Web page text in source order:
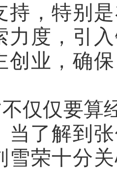
持，特别
力度，引
创业，确
仅仅要算
当了解到
雪荣十分